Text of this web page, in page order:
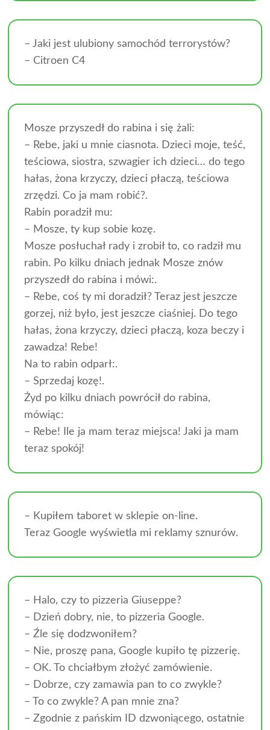
– Jaki jest ulubiony samochód terrorystów?
– Citroen C4
Mosze przyszedł do rabina i się żali:
– Rebe, jaki u mnie ciasnota. Dzieci moje, teść,
teściowa, siostra, szwagier ich dzieci… do tego
hałas, żona krzyczy, dzieci płaczą, teściowa
zrzędzi. Co ja mam robić?.
Rabin poradził mu:
– Mosze, ty kup sobie kozę.
Mosze posłuchał rady i zrobił to, co radził mu
rabin. Po kilku dniach jednak Mosze znów
przyszedł do rabina i mówi:.
– Rebe, coś ty mi doradził? Teraz jest jeszcze
gorzej, niż było, jest jeszcze ciaśniej. Do tego
hałas, żona krzyczy, dzieci płaczą, koza beczy i
zawadza! Rebe!
Na to rabin odparł:.
– Sprzedaj kozę!.
Żyd po kilku dniach powrócił do rabina,
mówiąc:
– Rebe! Ile ja mam teraz miejsca! Jaki ja mam
teraz spokój!
– Kupiłem taboret w sklepie on-line.
Teraz Google wyświetla mi reklamy sznurów.
– Halo, czy to pizzeria Giuseppe?
– Dzień dobry, nie, to pizzeria Google.
– Źle się dodzwoniłem?
– Nie, proszę pana, Google kupiło tę pizzerię.
– OK. To chciałbym złożyć zamówienie.
– Dobrze, czy zamawia pan to co zwykle?
– To co zwykle? A pan mnie zna?
– Zgodnie z pańskim ID dzwoniącego, ostatnie